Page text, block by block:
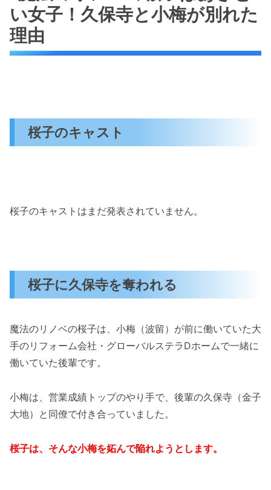
い女子！久保寺と小梅が別れた
理由
桜子のキャスト
桜子のキャストはまだ発表されていません。
桜子に久保寺を奪われる
魔法のリノベの桜子は、小梅（波留）が前に働いていた大
手のリフォーム会社・グローバルステラDホームで一緒に
働いていた後輩です。
小梅は、営業成績トップのやり手で、後輩の久保寺（金子
大地）と同僚で付き合っていました。
桜子は、そんな小梅を妬んで陥れようとします。